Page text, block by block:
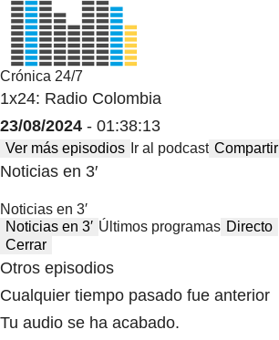
Crónica 24/7
1x24: Radio Colombia
23/08/2024 - 01:38:13
Ver más episodios Ir al podcast Compartir
Noticias en 3′
Noticias en 3′
Noticias en 3′ Últimos programas Directo
Cerrar
Otros episodios
Cualquier tiempo pasado fue anterior
Tu audio se ha acabado.